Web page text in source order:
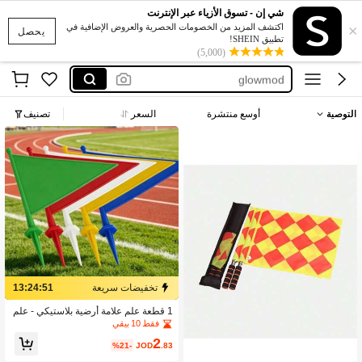
يحصل ×
شي إن - تسوق الأزياء عبر الإنترنت
اكتشف المزيد من الخصومات الحصرية والعروض الإضافية في
تطبيق SHEIN!
(5,000)
فساتين
billile eilish flag
emirates flag
glowmod
التوصية أوسع منتشرة السعر تصنيف
تخفيضات سريعة 13:24:50
1 قطعة علم علامة أرضية بلاستيكي - علم
إشارة خارجي مدبب. هذا علم زاوية بلاس
قياسي لكرة القدم والهوكي وملاعب ريا
فقط 10 بيقي
JOD2.83
%21-